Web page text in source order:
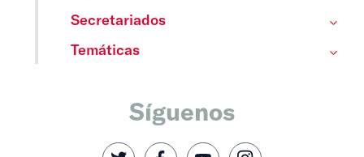
Secretariados
Temáticas
Síguenos